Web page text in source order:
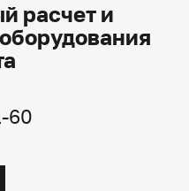
расчет и
60